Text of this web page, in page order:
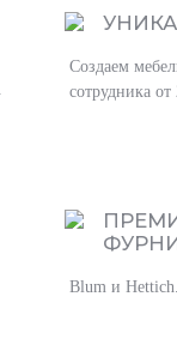
Создаем
сотрудника от
Blum и